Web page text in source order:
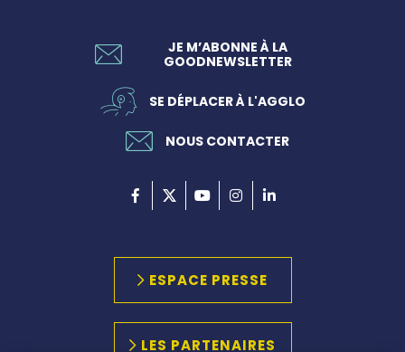
JE M’ABONNE À LA
GOODNEWSLETTER
SE DÉPLACER À L'AGGLO
NOUS CONTACTER
ESPACE PRESSE
LES PARTENAIRES